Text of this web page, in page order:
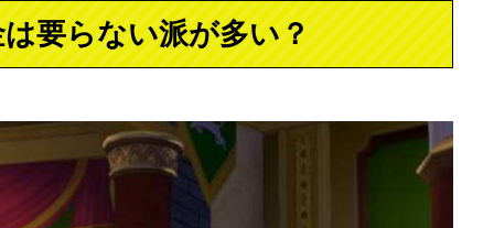
要らない派が多い？